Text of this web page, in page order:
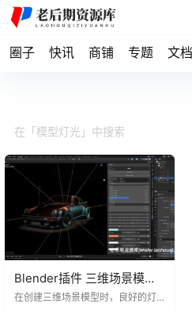
圈子 快讯 商铺 专题 文档
Blender插件 三维场景模型
灯光 Lighter Addon V2.0.4
在创建三维场景模型时，良好的灯